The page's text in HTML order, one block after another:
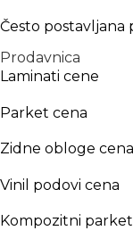
Često postavljana
Prodavnica
Laminati cene
Parket cena
Zidne obloge cena
Vinil podovi cena
Kompozitni